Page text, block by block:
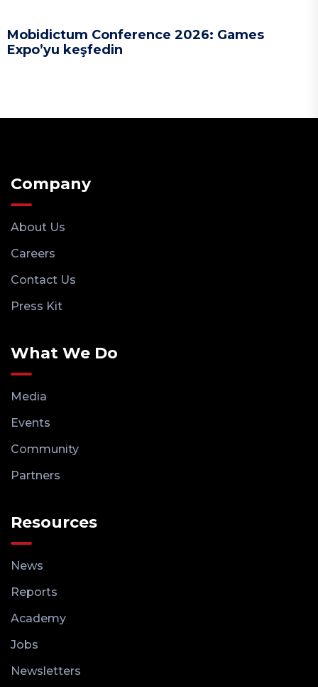
Mobidictum Conference 2026: Games
Expo’yu keşfedin
Company
About Us
Careers
Contact Us
Press Kit
What We Do
Media
Events
Community
Partners
Resources
News
Reports
Academy
Jobs
Newsletters